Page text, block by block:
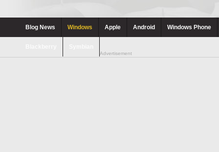
Blog News Windows Apple Android Windows Phone
Advertisement